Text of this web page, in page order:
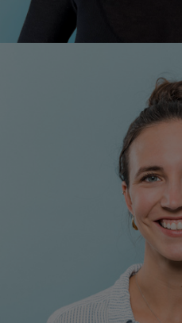
Natascha
Projektleitung
+43 1